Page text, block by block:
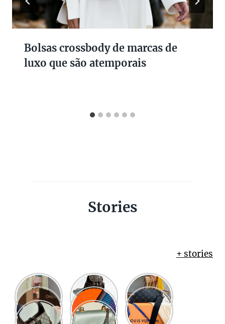
Bolsas crossbody de marcas de
luxo que são atemporais
Stories
+ stories